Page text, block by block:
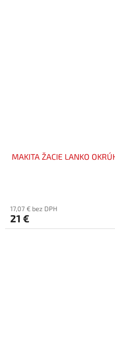
MAKITA ŽACIE LANKO
17,07 € bez DPH
21 €